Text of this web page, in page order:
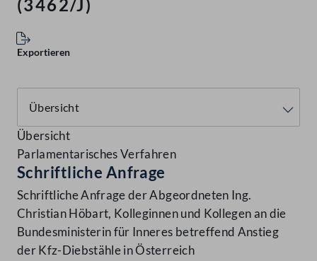
(3462/J)
Exportieren
Übersicht
Parlamentarisches Verfahren
Schriftliche Anfrage
Schriftliche Anfrage der Abgeordneten Ing.
Christian Höbart, Kolleginnen und Kollegen an die
Bundesministerin für Inneres betreffend Anstieg
der Kfz-Diebstähle in Österreich